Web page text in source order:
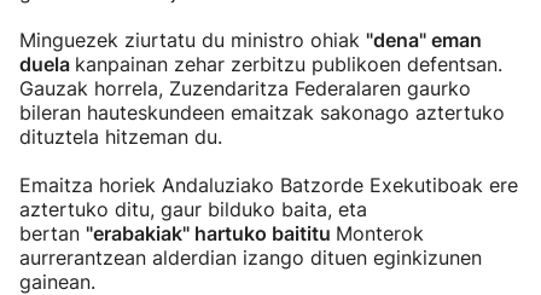
Minguezek ziurtatu du ministro ohiak "dena" eman
duela kanpainan zehar zerbitzu publikoen defentsan.
Gauzak horrela, Zuzendaritza Federalaren gaurko
bileran hauteskundeen emaitzak sakonago aztertuko
dituztela hitzeman du.
Emaitza horiek Andaluziako Batzorde Exekutiboak ere
aztertuko ditu, gaur bilduko baita, eta
bertan "erabakiak" hartuko baititu Monterok
aurrerantzean alderdian izango dituen eginkizunen
gainean.